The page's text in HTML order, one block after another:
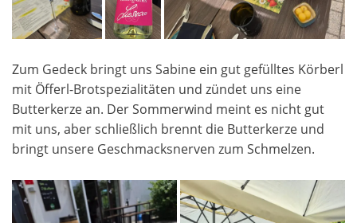
Zum Gedeck bringt uns Sabine ein gut gefülltes Körberl
mit Öfferl-Brotspezialitäten und zündet uns eine
Butterkerze an. Der Sommerwind meint es nicht gut
mit uns, aber schließlich brennt die Butterkerze und
bringt unsere Geschmacksnerven zum Schmelzen.